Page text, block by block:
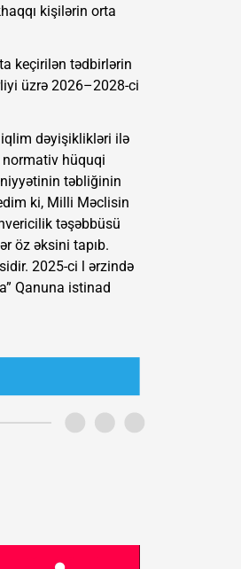
kişilərin orta
keçirilən tədbirlərin
üzrə 2026–2028-ci
iqlim dəyişiklikləri ilə
normativ hüquqi
təbliğinin
ki, Milli Məclisin
təşəbbüsü
öz əksini tapıb.
2025-ci l ərzində
Qanuna istinad